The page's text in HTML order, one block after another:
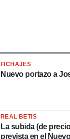
FICHAJES
Nuevo portazo a
REAL BETIS
La subida (de
prevista en el